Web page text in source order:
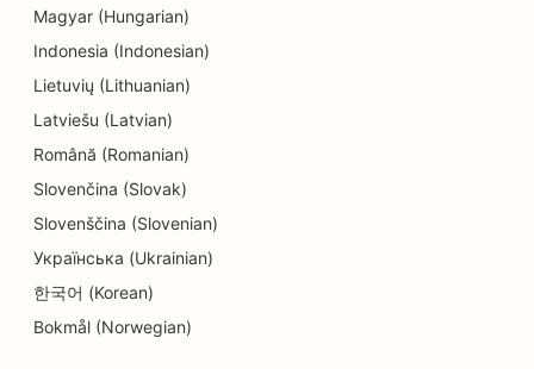
SEO za zabavo in rekreacijo
SEO za inženirska podjetja
EO za etnične restavracije
SEO za storitve Facelift
SEO za družinske restavracije
SEO za restavracije Farm-to-Table
Magyar (Hungarian)
Indonesia (Indonesian)
Lietuvių (Lithuanian)
Latviešu (Latvian)
Română (Romanian)
Slovenčina (Slovak)
Slovenščina (Slovenian)
Українська (Ukrainian)
한국어 (Korean)
Bokmål (Norwegian)